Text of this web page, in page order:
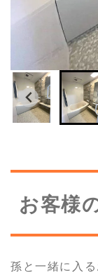
お客様
孫と一緒に入